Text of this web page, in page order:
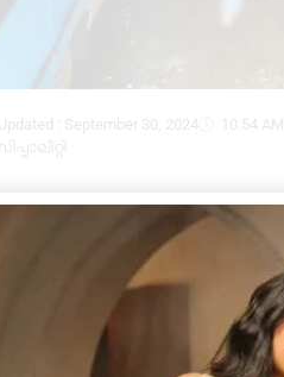
Updated : September 30, 2024
10:54 AM
ബസ് സ്റ്റാൻഡിൽ വീണ്ടും